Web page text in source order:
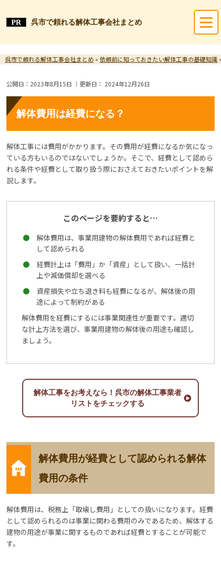
呉市で頼れる解体工事会社まとめ
呉市で頼れる解体工事会社まとめ » 依頼前に知っておきたい解体工事の基礎知識
公開日： 2023年8月15日 ｜更新日： 2024年12月26日
解体費用は経費になる？
解体工事には費用がかかります。その費用が経費になるか気になっ
ている方もいるのではないでしょうか。そこで、経費として認めら
れる条件や経費として取り扱う際におさえておきたいポイントを解
説します。
このページを要約すると…
解体費用は、事業用建物の解体費用であれば経費と
して認められる
経費計上は「費用」か「資産」として扱い、一括計
上や減価償却を選べる
資産損失や立ち退き料も経費になるが、解体後の用
途によって制約がある
解体費用を経費にするには事業関連性が重要です。適切
な計上方法を選び、事業用建物の解体後の用途も確認し
ましょう。
解体工事をお考えなら！呉市の解体工事業者
リストをチェックする
解体費用が経費として認められる解体
費用の条件
解体費用は、税務上「取壊し費用」としての扱いになります。経費
として認められるのは事業に関わる費用のみであるため、解体する
建物の用途が事業に関するものであれば経費とすることが可能で
す。